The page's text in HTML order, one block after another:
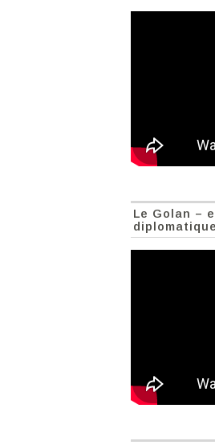
Le Golan –
diplomatique